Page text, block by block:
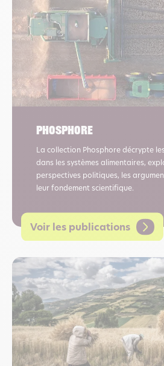
Phosphore
La collection Phosphore décrypte
dans les systèmes alimentaires,
perspectives politiques, les
leur fondement scientifique.
Voir les publications